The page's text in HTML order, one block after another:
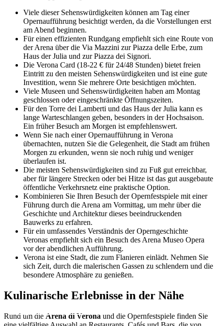
Viele dieser Sehenswürdigkeiten können am Tag einer
Opernaufführung besichtigt werden, da die Vorstellungen erst
am Abend beginnen.
Für einen effizienten Rundgang empfiehlt sich eine Route von
der Arena über die Via Mazzini zur Piazza delle Erbe, zum
Haus der Julia und zur Piazza dei Signori.
Die Verona Card (18-22 € für 24/48 Stunden) bietet freien
Eintritt zu den meisten Sehenswürdigkeiten und ist eine gute
Investition, wenn Sie mehrere Orte besichtigen möchten.
Viele Museen und Sehenswürdigkeiten haben am Montag
geschlossen oder eingeschränkte Öffnungszeiten.
Für den Torre dei Lamberti und das Haus der Julia kann es
lange Warteschlangen geben, besonders in der Hochsaison.
Ein früher Besuch am Morgen ist empfehlenswert.
Wenn Sie nach einer Opernaufführung in Verona
übernachten, nutzen Sie die Gelegenheit, die Stadt am frühen
Morgen zu erkunden, wenn sie noch ruhig und weniger
überlaufen ist.
Die meisten Sehenswürdigkeiten sind zu Fuß gut erreichbar,
aber für längere Strecken oder bei Hitze ist das gut ausgebaute
öffentliche Verkehrsnetz eine praktische Option.
Kombinieren Sie Ihren Besuch der Opernfestspiele mit einer
Führung durch die Arena am Vormittag, um mehr über die
Geschichte und Architektur dieses beeindruckenden
Bauwerks zu erfahren.
Für ein umfassendes Verständnis der Operngeschichte
Veronas empfiehlt sich ein Besuch des Arena Museo Opera
vor der abendlichen Aufführung.
Verona ist eine Stadt, die zum Flanieren einlädt. Nehmen Sie
sich Zeit, durch die malerischen Gassen zu schlendern und die
besondere Atmosphäre zu genießen.
Kulinarische Erlebnisse in der Nähe
Rund um die Arena di Verona und die Opernfestspiele finden Sie